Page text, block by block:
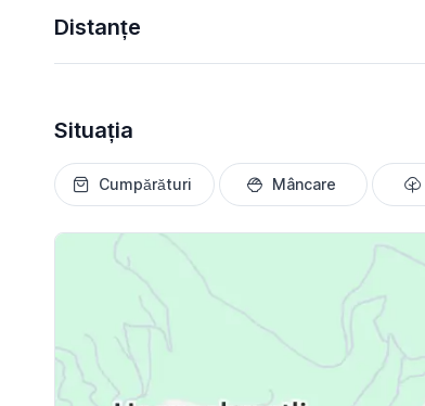
Distanțe
Situația
Cumpărături Mâncare